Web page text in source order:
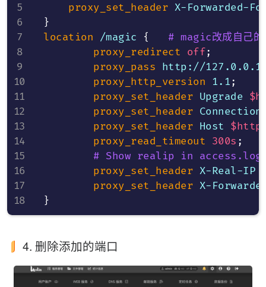
proxy_set_header X-Forwarded-
}
location /magic {
# magic改成自己的
proxy_redirect
off;
proxy_pass http://
proxy_http_version 1.1;
proxy_set_header Upgrade
proxy_set_header
proxy_set_header Host
proxy_read_timeout
300s ;
# Show realip in access.log
proxy_set_header X-Real-IP
proxy_set_header X-
}
4. 删除添加的端口